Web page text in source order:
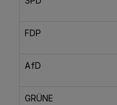
FDP
AfD
GRÜNE